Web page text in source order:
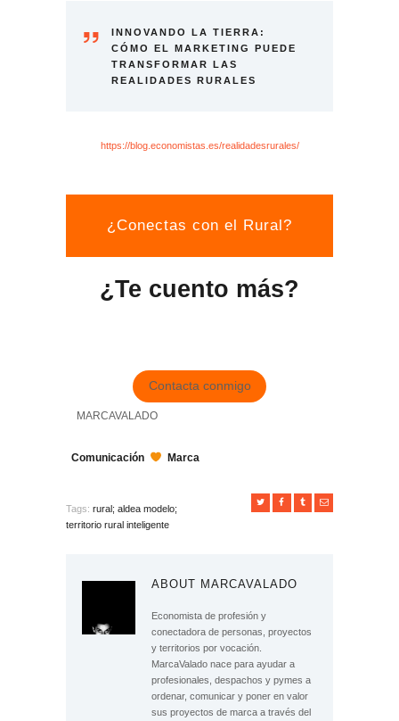
INNOVANDO LA TIERRA:
CÓMO EL MARKETING PUEDE
TRANSFORMAR LAS
REALIDADES RURALES
https://blog.economistas.es/realidadesrurales/
¿Conectas con el Rural?
¿Te cuento más?
Contacta conmigo
MARCAVALADO
Comunicación Marca
Tags: rural; aldea modelo;
territorio rural inteligente
ABOUT MARCAVALADO
Economista de profesión y
conectadora de personas, proyectos
y territorios por vocación.
MarcaValado nace para ayudar a
profesionales, despachos y pymes a
ordenar, comunicar y poner en valor
sus proyectos de marca a través del